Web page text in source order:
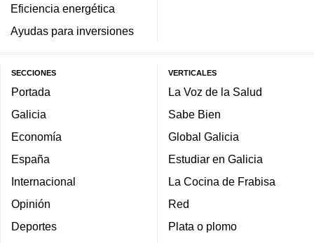
Eficiencia energética
Ayudas para inversiones
SECCIONES
Portada
Galicia
Economía
España
Internacional
Opinión
Deportes
VERTICALES
La Voz de la Salud
Sabe Bien
Global Galicia
Estudiar en Galicia
La Cocina de Frabisa
Red
Plata o plomo